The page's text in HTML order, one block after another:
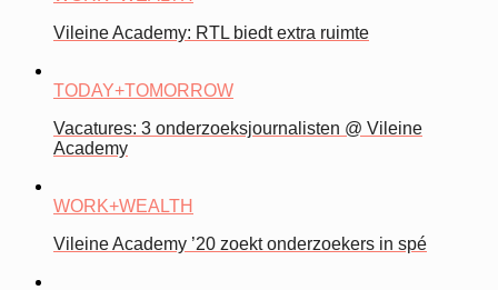
Vileine Academy: RTL biedt extra ruimte
TODAY+TOMORROW
Vacatures: 3 onderzoeksjournalisten @ Vileine
Academy
WORK+WEALTH
Vileine Academy ’20 zoekt onderzoekers in spé